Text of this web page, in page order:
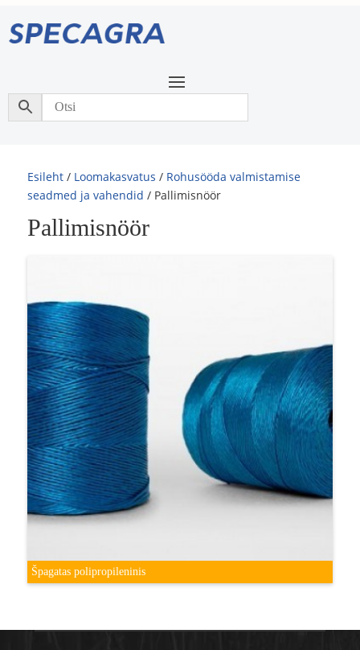
Esileht / Loomakasvatus / Rohusööda valmistamise
seadmed ja vahendid / Pallimisnöör
Pallimisnöör
Špagatas polipropileninis